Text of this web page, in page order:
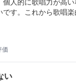
個人的に歌唱力が高
です。これから歌唱
価
い